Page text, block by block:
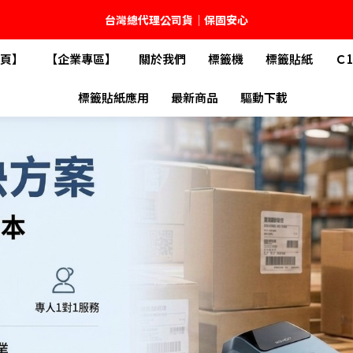
台灣總代理公司貨｜保固安心
🚚 全館現貨供應｜快速出貨不久等
💬 加入官方 LINE｜不定期領取專屬優惠
台灣精臣科技有限公司｜原廠總代理｜售後完善
】 【企業專區】 關於我們 標籤機 標籤貼紙 Ｃ
標籤貼紙應用 最新商品 驅動下載